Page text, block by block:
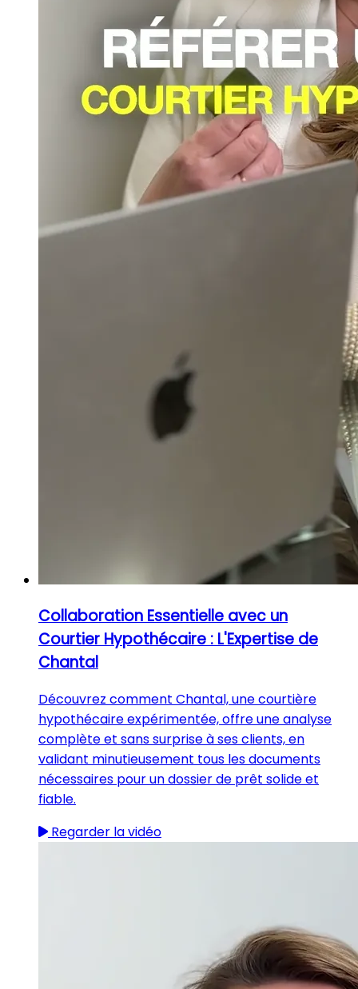
Collaboration Essentielle avec un
Courtier Hypothécaire : L'Expertise de
Chantal
Découvrez comment Chantal, une courtière
hypothécaire expérimentée, offre une analyse
complète et sans surprise à ses clients, en
validant minutieusement tous les documents
nécessaires pour un dossier de prêt solide et
fiable.
Regarder la vidéo